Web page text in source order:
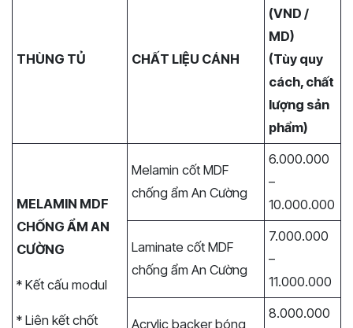
THÙNG TỦ CHẤT LIỆU CÁNH
(VND /
MD)
(Tùy quy
cách, chất
lượng sản
phẩm)
MELAMIN MDF
CHỐNG ẨM AN
CƯỜNG
* Kết cấu modul
* Liên kết chốt
Melamin cốt MDF
chống ẩm An Cường
6.000.000
–
10.000.000
Laminate cốt MDF
chống ẩm An Cường
7.000.000
–
11.000.000
Acrylic backer bóng
8.000.000